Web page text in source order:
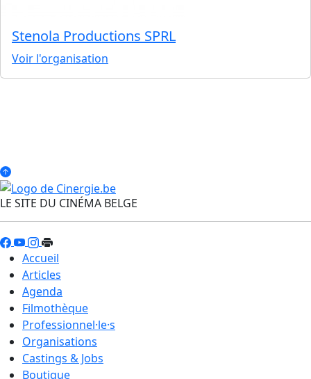
Stenola Productions SPRL
Voir l'organisation
LE SITE DU CINÉMA BELGE
Accueil
Articles
Agenda
Filmothèque
Professionnel·le·s
Organisations
Castings & Jobs
Boutique